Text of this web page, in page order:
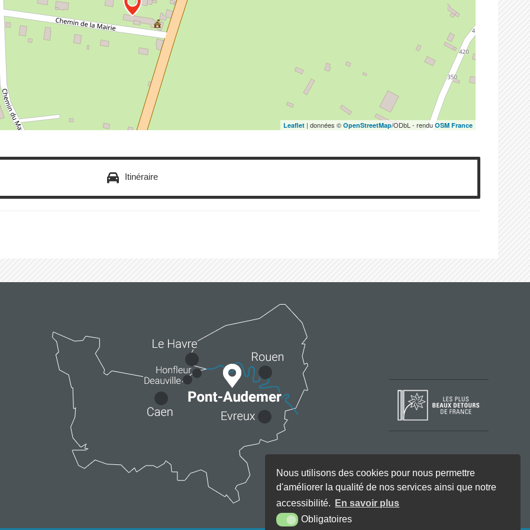
Nous utilisons des cookies pour nous permettre
d'améliorer la qualité de nos services ainsi que notre
accessibilité.
En savoir plus
Obligatoires
Leaflet | données ©OpenStreetMap/ODbL - renduOSM France
Itinéraire